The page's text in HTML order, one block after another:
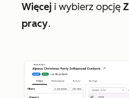
Więcej i wybierz opcję
pracy.